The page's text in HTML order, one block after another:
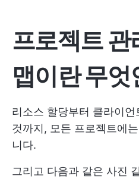
프로젝트
맵이란 무엇
리소스 할당부터 클라이
것까지, 모든 프로젝트에
니다.
그리고 다음과 같은 사진